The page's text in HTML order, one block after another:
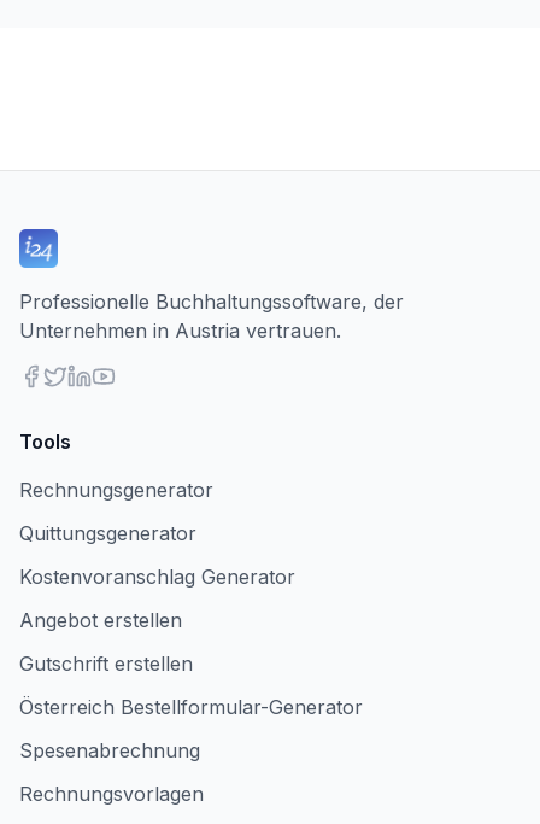
Professionelle Buchhaltungssoftware, der
Unternehmen in Austria vertrauen.
Tools
Rechnungsgenerator
Quittungsgenerator
Kostenvoranschlag Generator
Angebot erstellen
Gutschrift erstellen
Österreich Bestellformular-Generator
Spesenabrechnung
Rechnungsvorlagen